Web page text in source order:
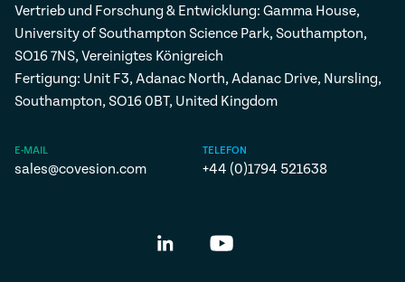
Vertrieb und Forschung & Entwicklung: Gamma House,
University of Southampton Science Park, Southampton,
SO16 7NS, Vereinigtes Königreich
Fertigung: Unit F3, Adanac North, Adanac Drive, Nursling,
Southampton, SO16 0BT, United Kingdom
E-MAIL
sales@covesion.com
TELEFON
+44 (0)1794 521638